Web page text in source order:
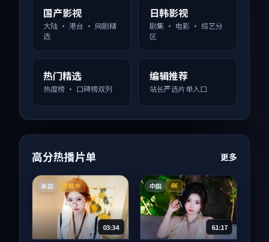
国产影视
大陆 · 港台 · 网剧精
选
日韩影视
剧集 · 电影 · 综艺分
区
热门精选
热度榜 · 口碑榜双列
编辑推荐
站长严选片单入口
高分热播片单 更多
美国 连载中
03:34
中国 4K
61:17